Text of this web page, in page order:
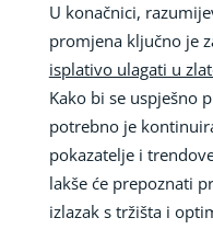
U konačnici,
promjena ključno je
isplativo ulagati u
Kako bi se uspješno
potrebno je
pokazatelje i
lakše će prepoznati
izlazak s tržišta i